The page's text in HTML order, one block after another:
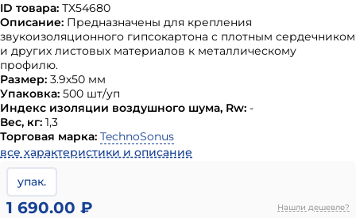
ID товара: ТХ54680
Описание: Предназначены для крепления
звукоизоляционного гипсокартона с плотным сердечником
и других листовых материалов к металлическому
профилю.
Размер: 3.9х50 мм
Упаковка: 500 шт/уп
Индекс изоляции воздушного шума, Rw: -
Вес, кг: 1,3
Торговая марка: TechnoSonus
все характеристики и описание
упак.
1 690.00 ₽ Нашли дешевле?